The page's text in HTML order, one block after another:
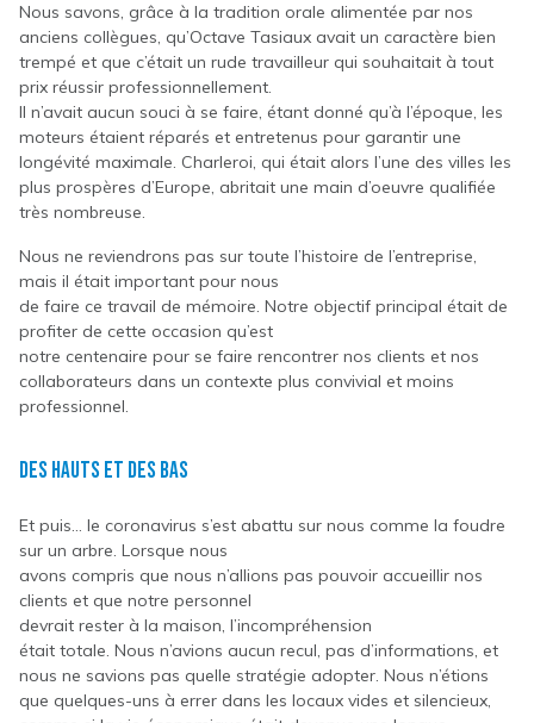
Nous savons, grâce à la tradition orale alimentée par nos
anciens collègues, qu’Octave Tasiaux avait un caractère bien
trempé et que c’était un rude travailleur qui souhaitait à tout
prix réussir professionnellement.
Il n’avait aucun souci à se faire, étant donné qu’à l’époque, les
moteurs étaient réparés et entretenus pour garantir une
longévité maximale. Charleroi, qui était alors l’une des villes les
plus prospères d’Europe, abritait une main d’oeuvre qualifiée
très nombreuse.
Nous ne reviendrons pas sur toute l’histoire de l’entreprise,
mais il était important pour nous
de faire ce travail de mémoire. Notre objectif principal était de
profiter de cette occasion qu’est
notre centenaire pour se faire rencontrer nos clients et nos
collaborateurs dans un contexte plus convivial et moins
professionnel.
Des hauts et des bas
Et puis… le coronavirus s’est abattu sur nous comme la foudre
sur un arbre. Lorsque nous
avons compris que nous n’allions pas pouvoir accueillir nos
clients et que notre personnel
devrait rester à la maison, l’incompréhension
était totale. Nous n’avions aucun recul, pas d’informations, et
nous ne savions pas quelle stratégie adopter. Nous n’étions
que quelques-uns à errer dans les locaux vides et silencieux,